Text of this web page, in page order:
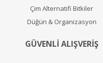
Çim Alternatifi Bitkiler
Düğün & Organizasyon
GÜVENLİ ALIŞVERİŞ